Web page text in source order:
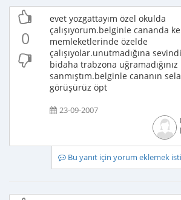
0
evet yozgattayım özel okulda
çalışıyorum.belginle cananda
memleketlerinde özelde
çalışıyolar.unutmadığına
bidaha trabzona
sanmıştım.belginle cananın
görüşürüz öpt
23-09-2007
Bu yanıt için yorum eklemek